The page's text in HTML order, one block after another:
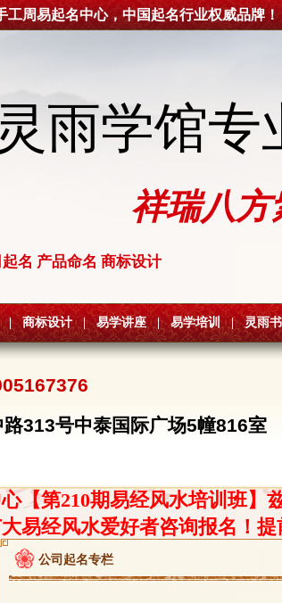
周易起名中心，中国起名行业权威品牌！
灵雨学馆专
祥瑞八
名 产品命名 商标设计
| 商标设计 | 易学讲座 | 易学培训 | 灵雨
313号中泰国际广场5幢816室
【第210期易经风水培训班】
易经风水爱好者咨询报名！提
公司起名专栏